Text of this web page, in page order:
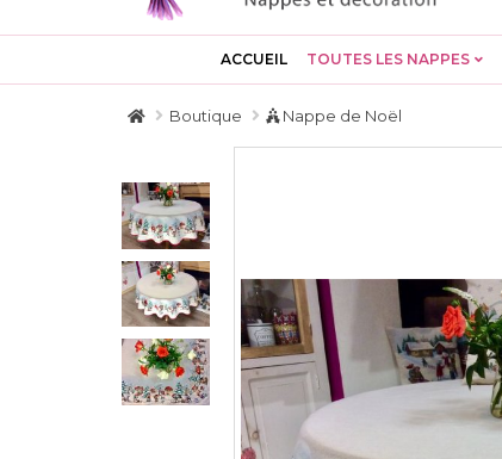
ACCUEIL TOUTES LES NAPPES
Boutique Nappe de Noël